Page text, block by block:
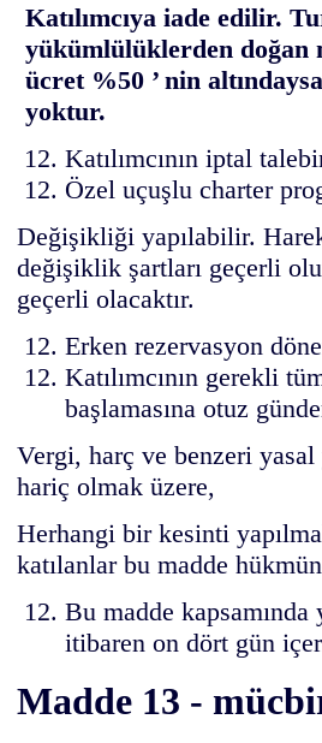
Katılımcıya iade edilir.
yükümlülüklerden doğan
ücret %50 ’ nin
yoktur.
Katılımcının iptal
Özel uçuşlu charter
Değişikliği yapılabilir.
değişiklik şartları geçerli
geçerli olacaktır.
Erken rezervasyon
Katılımcının gerekli
başlamasına otuz
Vergi, harç ve benzeri
hariç olmak üzere,
Herhangi bir kesinti
katılanlar bu madde
Bu madde
itibaren on dört gün
Madde 13 -